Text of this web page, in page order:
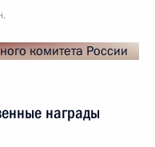
награды